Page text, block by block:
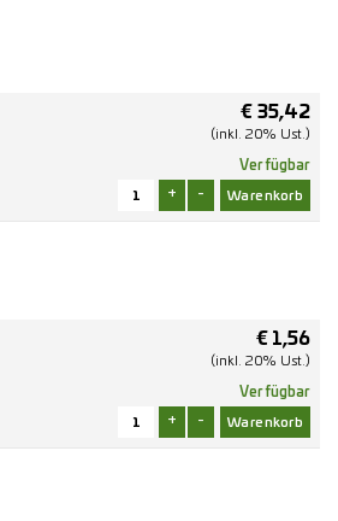
€ 35,42
(inkl. 20% Ust.)
Verfügbar
+ -
€ 1,56
(inkl. 20% Ust.)
Verfügbar
+ -